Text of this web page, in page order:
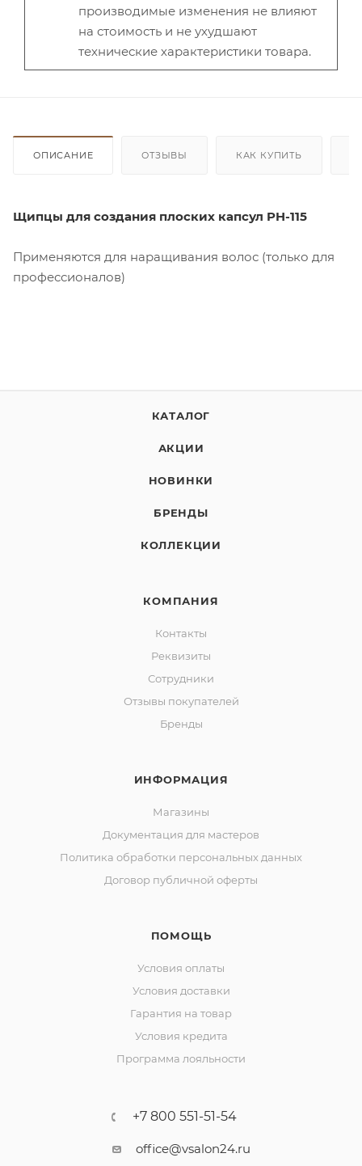
производимые изменения не влияют
на стоимость и не ухудшают
технические характеристики товара.
ОПИСАНИЕ ОТЗЫВЫ КАК КУПИТЬ
Щипцы для создания плоских капсул PH-115
Применяются для наращивания волос (только для
профессионалов)
КАТАЛОГ
АКЦИИ
НОВИНКИ
БРЕНДЫ
КОЛЛЕКЦИИ
КОМПАНИЯ
Контакты
Реквизиты
Сотрудники
Отзывы покупателей
Бренды
ИНФОРМАЦИЯ
Магазины
Документация для мастеров
Политика обработки персональных данных
Договор публичной оферты
ПОМОЩЬ
Условия оплаты
Условия доставки
Гарантия на товар
Условия кредита
Программа лояльности
+7 800 551-51-54
office@vsalon24.ru